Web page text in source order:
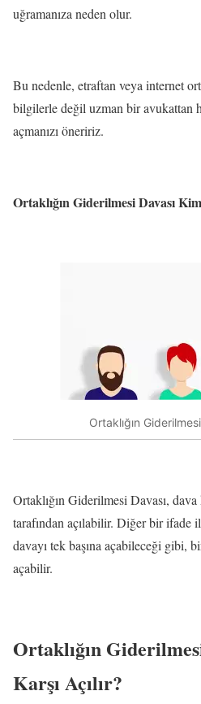
uğramanıza neden olur.
Bu nedenle, etraftan veya internet
bilgilerle değil uzman bir avukattan
açmanızı öneririz.
Ortaklığın Giderilmesi Davası
Ortaklığın
Ortaklığın Giderilmesi Davası, dava
tarafından açılabilir. Diğer bir ifade
davayı tek başına açabileceği gibi,
açabilir.
Ortaklığın
Karşı Açılır?